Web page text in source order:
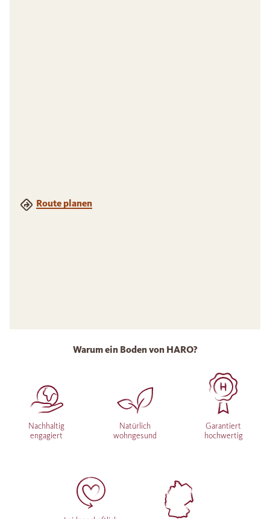
Route planen
Warum ein Boden von HARO?
Nachhaltig
engagiert
Natürlich
wohngesund
Garantiert
hochwertig